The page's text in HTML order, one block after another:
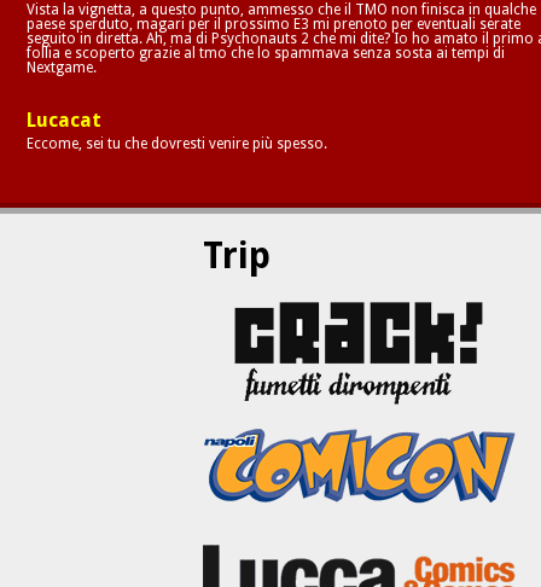
Vista la vignetta, a questo punto, ammesso che il TMO non finisca in qualche
paese sperduto, magari per il prossimo E3 mi prenoto per eventuali serate
seguito in diretta. Ah, ma di Psychonauts 2 che mi dite? Io ho amato il primo
follia e scoperto grazie al tmo che lo spammava senza sosta ai tempi di
Nextgame.
Lucacat
Eccome, sei tu che dovresti venire più spesso.
Trip